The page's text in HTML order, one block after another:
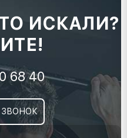
ИСКАЛИ?
68 40
ЗВОНОК